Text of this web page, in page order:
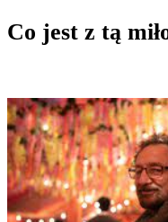
Co jest z tą